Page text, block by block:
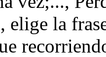
elige la